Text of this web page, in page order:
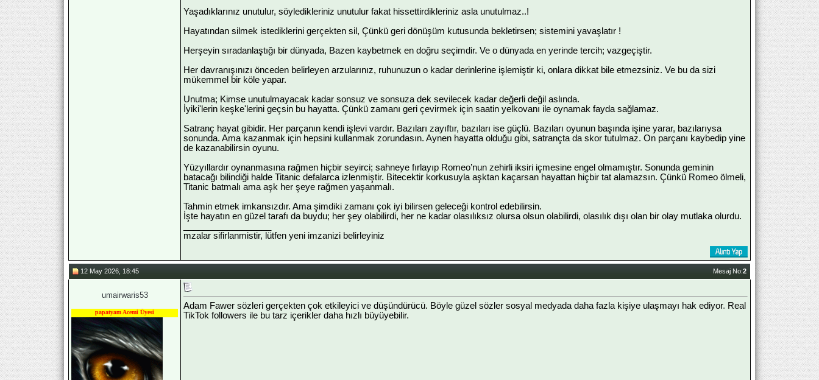
Yaşadıklarınız unutulur, söyledikleriniz unutulur fakat hissettirdikleriniz asla unutulmaz..!
Hayatından silmek istediklerini gerçekten sil, Çünkü geri dönüşüm kutusunda bekletirsen; sistemini yavaşlatır !
Herşeyin sıradanlaştığı bir dünyada, Bazen kaybetmek en doğru seçimdir. Ve o dünyada en yerinde tercih; vazgeçiştir.
Her davranışınızı önceden belirleyen arzularınız, ruhunuzun o kadar derinlerine işlemiştir ki, onlara dikkat bile etmezsiniz. Ve bu da sizi
mükemmel bir köle yapar.
Unutma; Kimse unutulmayacak kadar sonsuz ve sonsuza dek sevilecek kadar değerli değil aslında.
İyiki'lerin keşke'lerini geçsin bu hayatta. Çünkü zamanı geri çevirmek için saatin yelkovanı ile oynamak fayda sağlamaz.
Satranç hayat gibidir. Her parçanın kendi işlevi vardır. Bazıları zayıftır, bazıları ise güçlü. Bazıları oyunun başında işine yarar, bazılarıysa
sonunda. Ama kazanmak için hepsini kullanmak zorundasın. Aynen hayatta olduğu gibi, satrançta da skor tutulmaz. On parçanı kaybedip yine
de kazanabilirsin oyunu.
Yüzyıllardır oynanmasına rağmen hiçbir seyirci; sahneye fırlayıp Romeo’nun zehirli iksiri içmesine engel olmamıştır. Sonunda geminin
batacağı bilindiği halde Titanic defalarca izlenmiştir. Bitecektir korkusuyla aşktan kaçarsan hayattan hiçbir tat alamazsın. Çünkü Romeo ölmeli,
Titanic batmalı ama aşk her şeye rağmen yaşanmalı.
Tahmin etmek imkansızdır. Ama şimdiki zamanı çok iyi bilirsen geleceği kontrol edebilirsin.
İşte hayatın en güzel tarafı da buydu; her şey olabilirdi, her ne kadar olasılıksız olursa olsun olabilirdi, olasılık dışı olan bir olay mutlaka olurdu.
mzalar sifirlanmistir, lütfen yeni imzanizi belirleyiniz
12 May 2026, 18:45 Mesaj No:2
umairwaris53
papatyam Acemi Üyesi
Adam Fawer sözleri gerçekten çok etkileyici ve düşündürücü. Böyle güzel sözler sosyal medyada daha fazla kişiye ulaşmayı hak ediyor. Real
TikTok followers ile bu tarz içerikler daha hızlı büyüyebilir.